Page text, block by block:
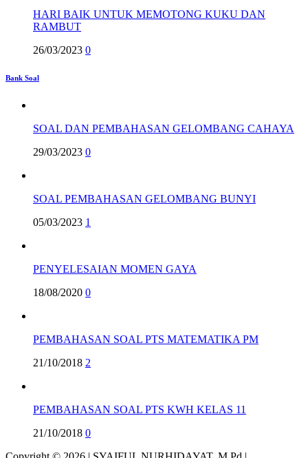
HARI BAIK UNTUK MEMOTONG KUKU DAN
RAMBUT
26/03/2023 0
Bank Soal
SOAL DAN PEMBAHASAN GELOMBANG CAHAYA
29/03/2023 0
SOAL PEMBAHASAN GELOMBANG BUNYI
05/03/2023 1
PENYELESAIAN MOMEN GAYA
18/08/2020 0
PEMBAHASAN SOAL PTS MATEMATIKA PM
21/10/2018 2
PEMBAHASAN SOAL PTS KWH KELAS 11
21/10/2018 0